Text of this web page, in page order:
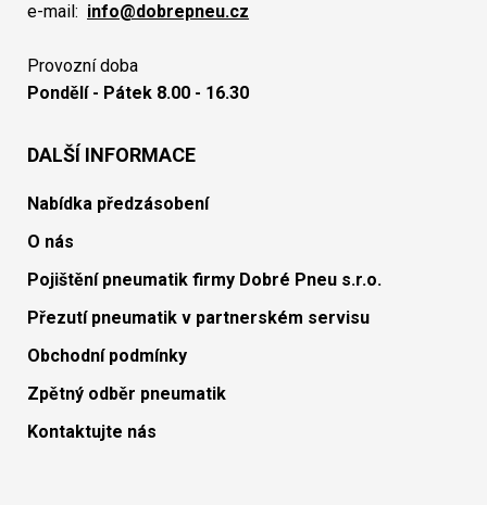
e-mail: info@dobrepneu.cz
Provozní doba
Pondělí - Pátek 8.00 - 16.30
DALŠÍ INFORMACE
Nabídka předzásobení
O nás
Pojištění pneumatik firmy Dobré Pneu s.r.o.
Přezutí pneumatik v partnerském servisu
Obchodní podmínky
Zpětný odběr pneumatik
Kontaktujte nás